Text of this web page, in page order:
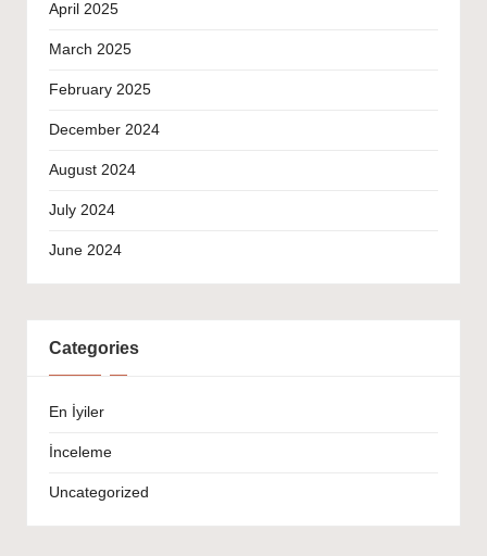
April 2025
March 2025
February 2025
December 2024
August 2024
July 2024
June 2024
Categories
En İyiler
İnceleme
Uncategorized